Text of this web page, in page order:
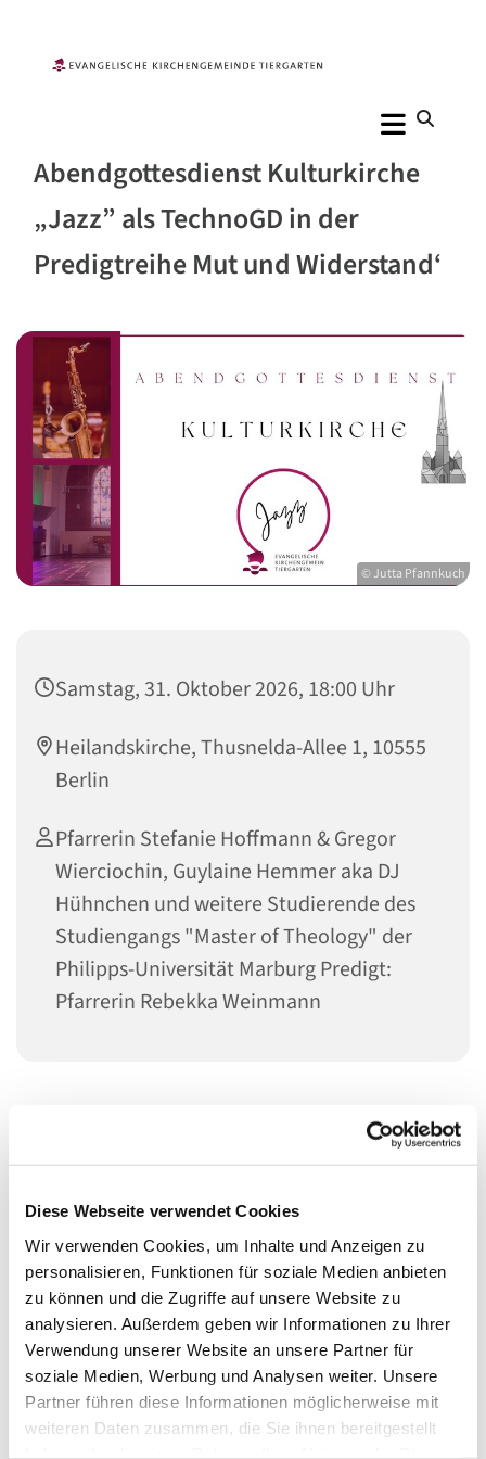
Diese Webseite verwendet Cookies
Wir verwenden Cookies, um Inhalte und Anzeigen zu
personalisieren, Funktionen für soziale Medien anbieten
zu können und die Zugriffe auf unsere Website zu
analysieren. Außerdem geben wir Informationen zu Ihrer
Verwendung unserer Website an unsere Partner für
soziale Medien, Werbung und Analysen weiter. Unsere
Partner führen diese Informationen möglicherweise mit
weiteren Daten zusammen, die Sie ihnen bereitgestellt
Abendgottesdienst Kulturkirche
„Jazz” als TechnoGD in der
Predigtreihe Mut und Widerstand‘
© Jutta Pfannkuch
Samstag, 31. Oktober 2026, 18:00 Uhr
Heilandskirche, Thusnelda-Allee 1, 10555
Berlin
Pfarrerin Stefanie Hoffmann & Gregor
Wierciochin, Guylaine Hemmer aka DJ
Hühnchen und weitere Studierende des
Studiengangs "Master of Theology" der
Philipps-Universität Marburg Predigt:
Pfarrerin Rebekka Weinmann
"Man muss dem Rad in die Speichen fallen" Dietrich
Theologe Dietrich Bonhoeffergegen das Führerprinzip
des National-Sozialistischen Regimes.Sein 80. Todestag
am 9. April 1945 ist historischer Anlass für die
Predigtreihe "Mut und Widerstand". Christsein bedeutet
für Bonhoeffer im Horizont des Glaubens Stellung zu
beziehen und mutig Widerstand zu leisten.
Gilt das auch 80 Jahre später noch?